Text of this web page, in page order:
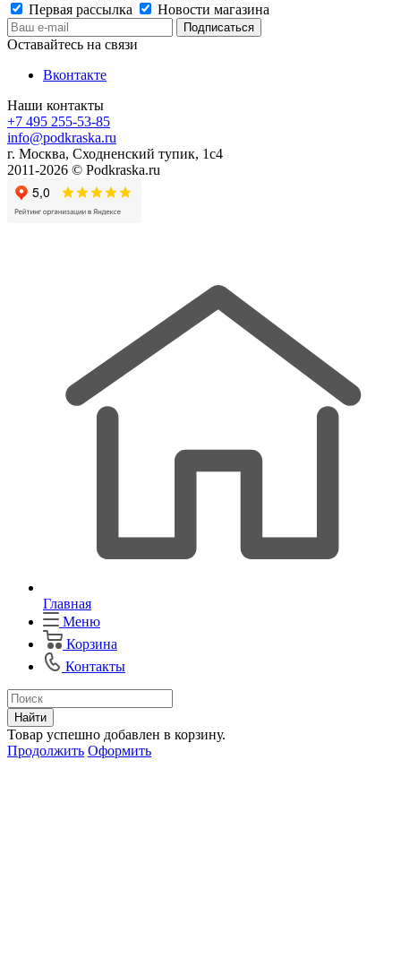
Первая рассылка
Новости магазина
Оставайтесь на связи
Вконтакте
Наши контакты
+7 495 255-53-85
info@podkraska.ru
г. Москва, Сходненский тупик, 1с4
2011-2026 © Podkraska.ru
Главная
Меню
Корзина
Контакты
Найти
Товар успешно добавлен в корзину.
Продолжить Оформить